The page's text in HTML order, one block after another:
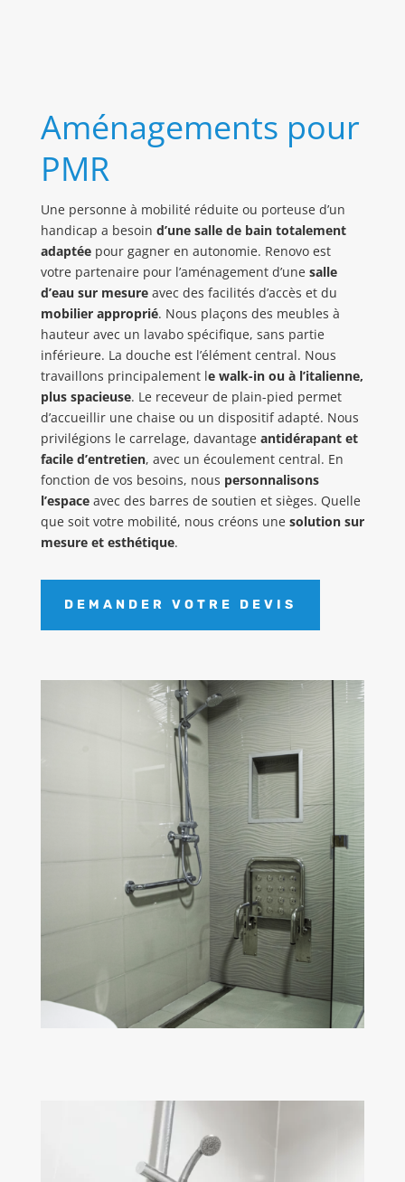
Aménagements pour
PMR
Une personne à mobilité réduite ou porteuse d’un
handicap a besoin d’une salle de bain totalement
adaptéepour gagner en autonomie. Renovo est
votre partenaire pour l’aménagement d’une salle
d’eau sur mesureavec des facilités d’accès et du
mobilier approprié. Nous plaçons des meubles à
hauteur avec un lavabo spécifique, sans partie
inférieure. La douche est l’élément central. Nous
travaillons principalement le walk-in ou à l’italienne,
plus spacieuse. Le receveur de plain-pied permet
d’accueillir une chaise ou un dispositif adapté. Nous
privilégions le carrelage, davantage antidérapant et
facile d’entretien, avec un écoulement central. En
fonction de vos besoins, nous personnalisons
l’espaceavec des barres de soutien et sièges. Quelle
que soit votre mobilité, nous créons une solution sur
mesure et esthétique.
DEMANDER VOTRE DEVIS